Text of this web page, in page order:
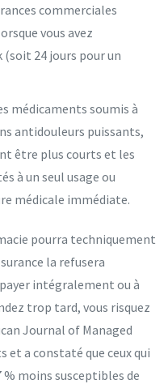
commerciales
vous avez
24 jours pour un
médicaments soumis à
antidouleurs puissants,
être plus courts et les
à un seul usage ou
médicale immédiate.
pourra techniquement
la refusera
intégralement ou à
trop tard, vous risquez
Journal of Managed
et a constaté que ceux qui
moins susceptibles de